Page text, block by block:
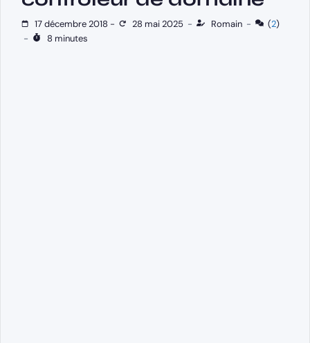
17 décembre 2018 - 28 mai 2025 - Romain - (2)
-
8 minutes